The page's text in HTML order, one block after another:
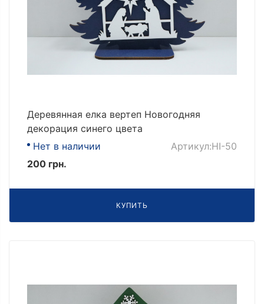
Деревянная елка вертеп Новогодняя
декорация синего цвета
Нет в наличии
Артикул:НІ-50
200 грн.
КУПИТЬ